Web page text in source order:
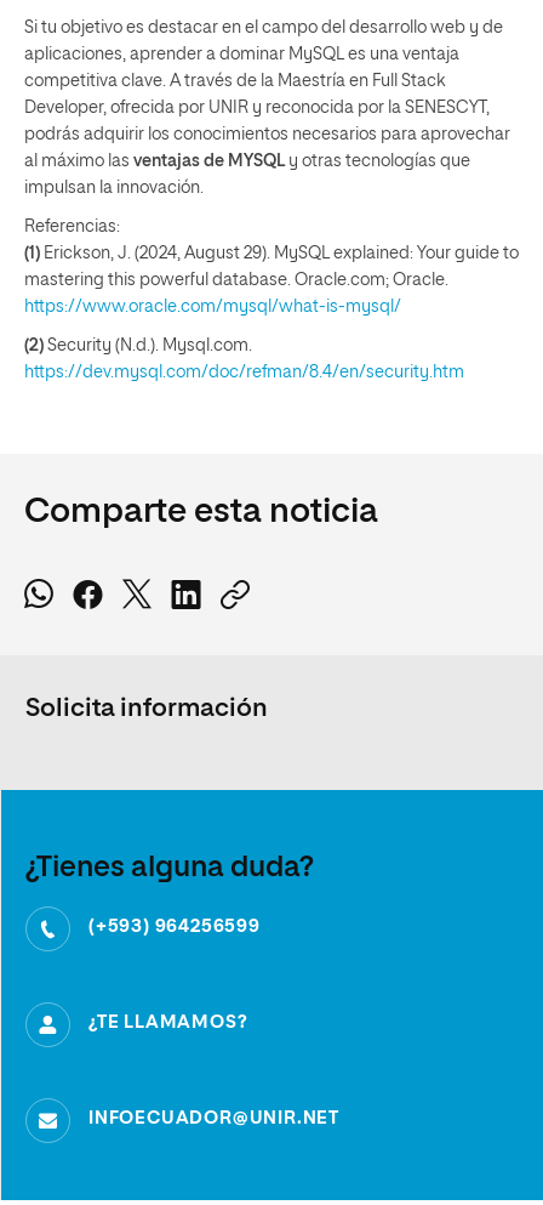
Si tu objetivo es destacar en el campo del desarrollo web y de
aplicaciones, aprender a dominar MySQL es una ventaja
competitiva clave. A través de la Maestría en Full Stack
Developer, ofrecida por UNIR y reconocida por la SENESCYT,
podrás adquirir los conocimientos necesarios para aprovechar
al máximo las ventajas de MYSQLy otras tecnologías que
impulsan la innovación.
Referencias:
(1) Erickson, J. (2024, August 29). MySQL explained: Your guide to
mastering this powerful database. Oracle.com; Oracle.
https://www.oracle.com/mysql/what-is-mysql/
(2) Security (N.d.). Mysql.com.
https://dev.mysql.com/doc/refman/8.4/en/security.htm
Comparte esta noticia
Solicita información
¿Tienes alguna duda?
(+593) 964256599
¿TE LLAMAMOS?
INFOECUADOR@UNIR.NET